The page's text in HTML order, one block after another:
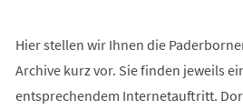
Hier stellen wir Ihnen die
Archive kurz vor. Sie finden jeweils
entsprechendem Internetauftritt.